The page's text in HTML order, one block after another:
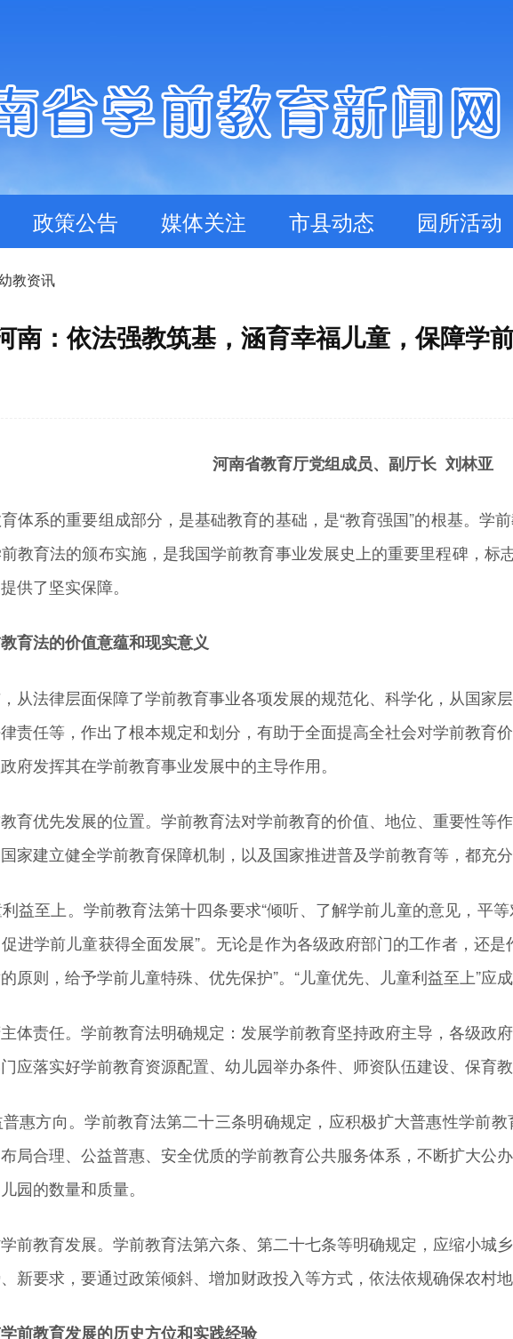
政策公告 媒体关注 市县动态 园所活动
教资讯
南：依法强教筑基，涵育幸福儿童，保障学
河南省教育厅党组成员、副厅长 刘林亚
系的重要组成部分，是基础教育的基础，是“教育强国”的根基。学
教育法的颁布实施，是我国学前教育事业发展史上的重要里程碑，标
供了坚实保障。
育法的价值意蕴和现实意义
法律层面保障了学前教育事业各项发展的规范化、科学化，从国家
责任等，作出了根本规定和划分，有助于全面提高全社会对学前教育
府发挥其在学前教育事业发展中的主导作用。
优先发展的位置。学前教育法对学前教育的价值、地位、重要性等
家建立健全学前教育保障机制，以及国家推进普及学前教育等，都充
至上。学前教育法第十四条要求“倾听、了解学前儿童的意见，平
进学前儿童获得全面发展”。无论是作为各级政府部门的工作者，还
原则，给予学前儿童特殊、优先保护”。“儿童优先、儿童利益至上”应
责任。学前教育法明确规定：发展学前教育坚持政府主导，各级政
应落实好学前教育资源配置、幼儿园举办条件、师资队伍建设、保育
方向。学前教育法第二十三条明确规定，应积极扩大普惠性学前教
局合理、公益普惠、安全优质的学前教育公共服务体系，不断扩大公
园的数量和质量。
教育发展。学前教育法第六条、第二十七条等明确规定，应缩小城
新要求，要通过政策倾斜、增加财政投入等方式，依法依规确保农村
前教育发展的历史方位和实践经验